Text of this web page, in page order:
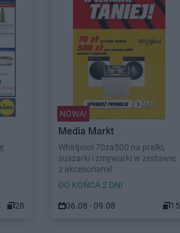
28
NOWA!
Media Markt
Whirlpool 70za500 na pralki,
suszarki i zmywarki w zestawie
z akcesoriami!
DO KOŃCA 2 DNI
06.08 - 09.08 15